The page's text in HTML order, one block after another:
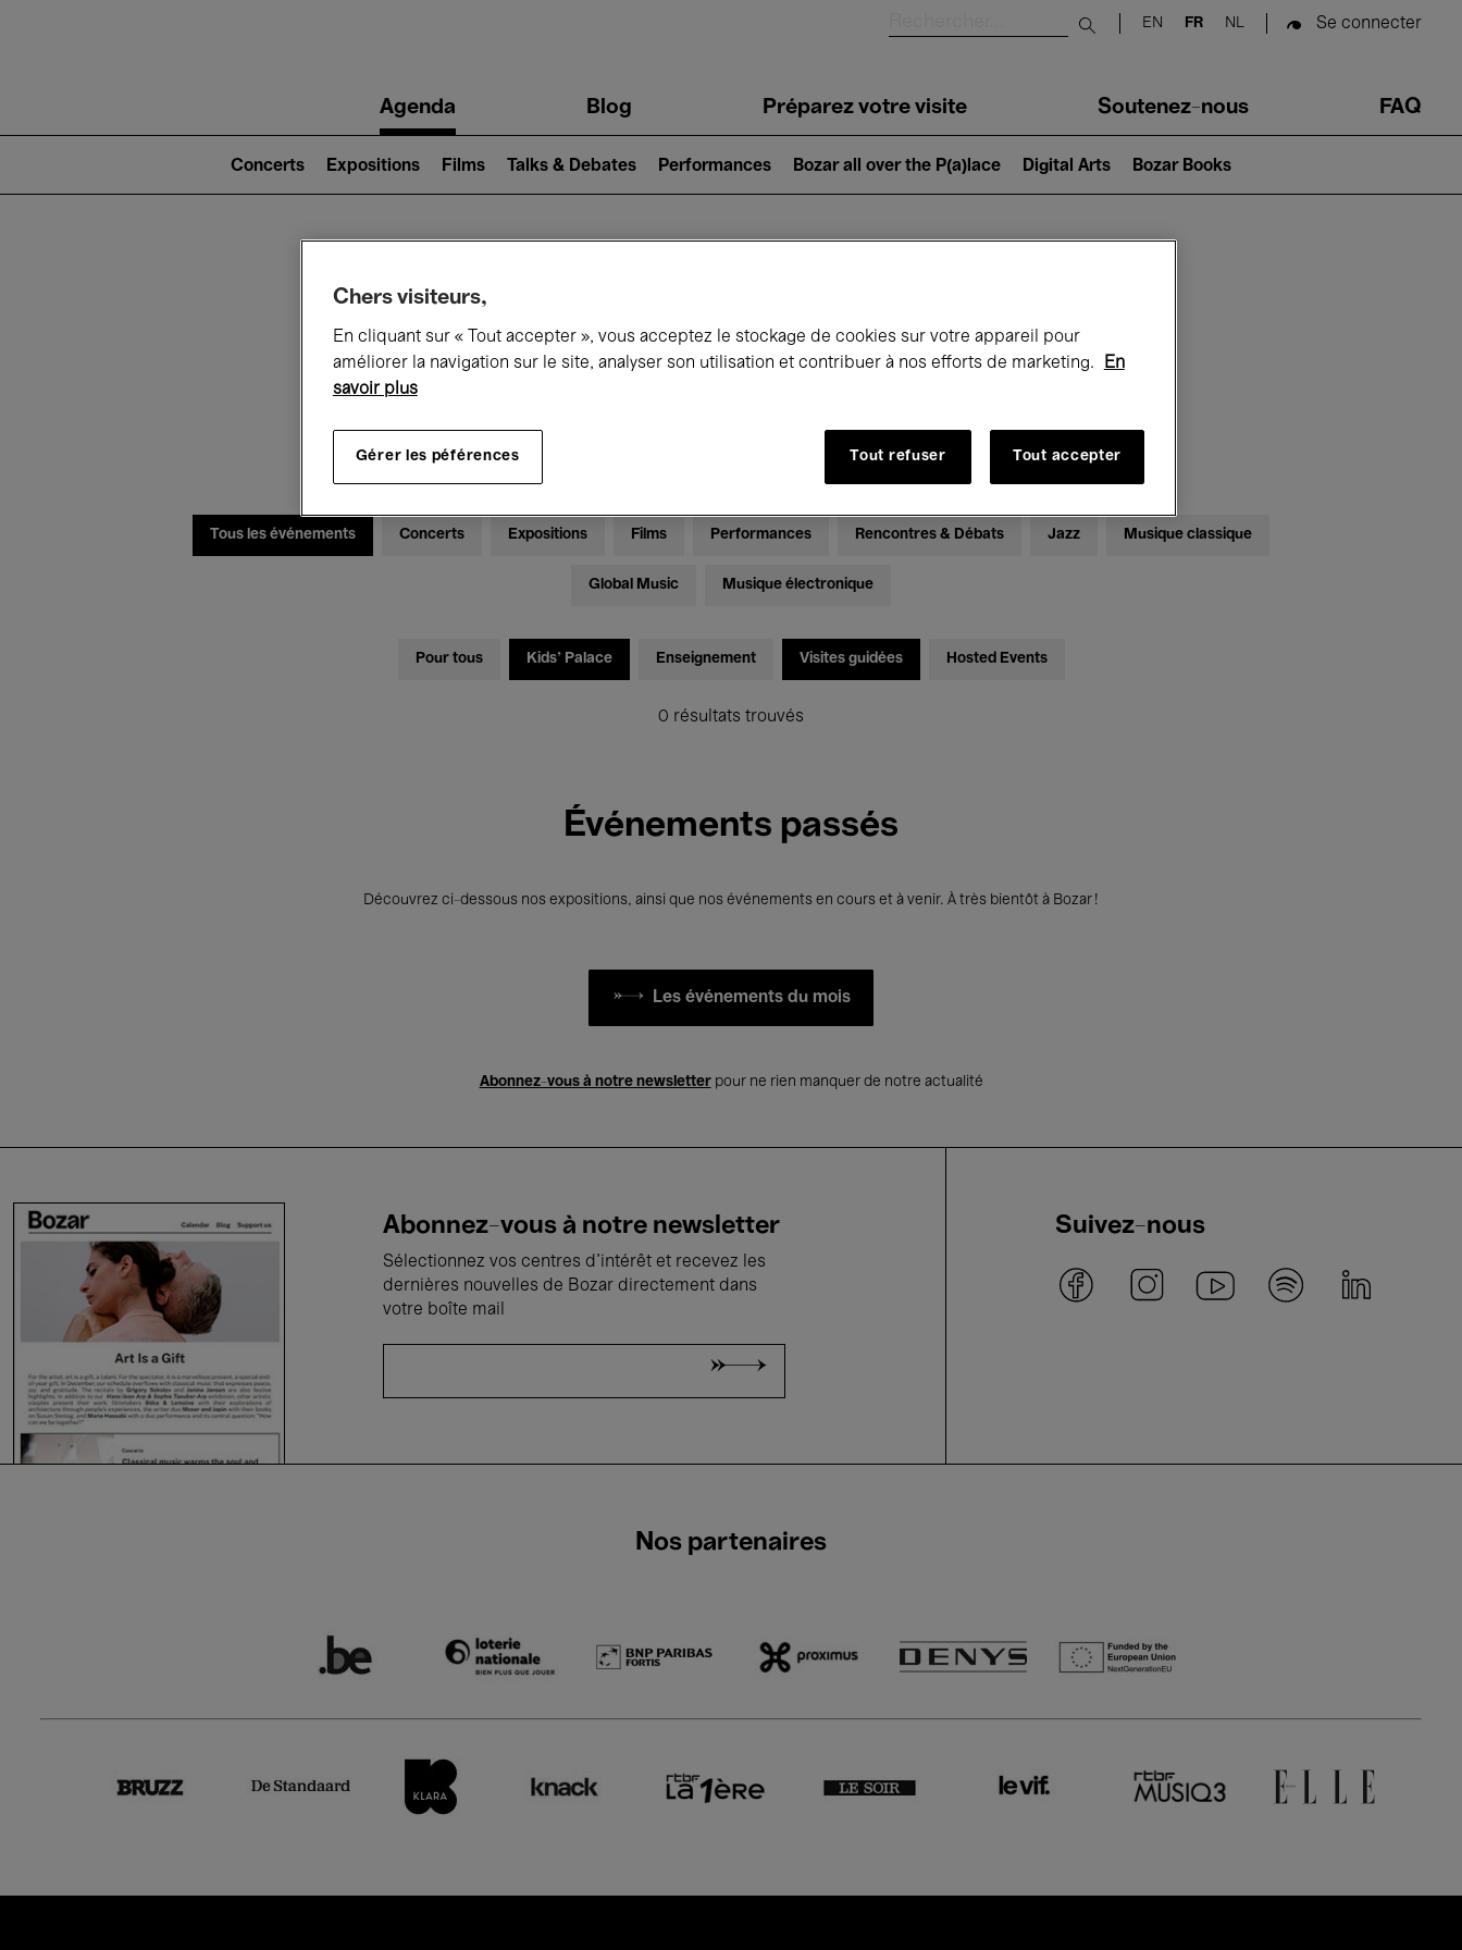
Submit search
EN FR NL Se connecter
navigationAgenda Blog Préparez votre visite Soutenez-nous FAQ
2)
Concerts Expositions Films Talks & Debates Performances Bozar all over the P(a)lace Digital Arts Bozar Books
Ce qui se passe à Bozar
Tous les événements Concerts Expositions Films Performances Rencontres & Débats Jazz Musique classique
Global Music Musique électronique
Pour tous Kids’ Palace Enseignement Visites guidées Hosted Events
0 résultats trouvés
Événements passés
Découvrez ci-dessous nos expositions, ainsi que nos événements en cours et à venir. À très bientôt à Bozar !
Les événements du mois
Abonnez-vous à notre newsletterpour ne rien manquer de notre actualité
Abonnez-vous à notre newsletter
Sélectionnez vos centres d'intérêt et recevez les
dernières nouvelles de Bozar directement dans
votre boîte mail
Suivez-nous
Nos partenaires
Chers visiteurs,
En cliquant sur « Tout accepter », vous acceptez le stockage de cookies sur votre appareil pour
améliorer la navigation sur le site, analyser son utilisation et contribuer à nos efforts de marketing.
En
savoir plus
Gérer les péférences Tout refuser Tout accepter